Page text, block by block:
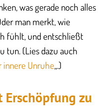
was gerade noch alles
man merkt, wie
fühlt, und entschließt
tun. (Lies dazu auch
innere Unruhe„.)
Erschöpfung zu